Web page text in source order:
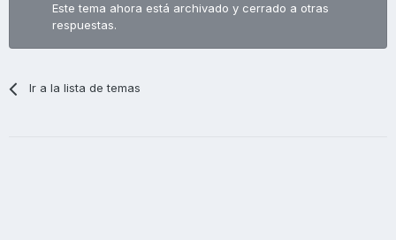
Este tema ahora está archivado y cerrado a otras
respuestas.
Ir a la lista de temas